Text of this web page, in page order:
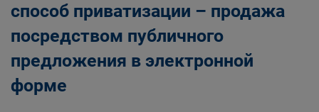
способ приватизации – продажа
посредством публичного
предложения в электронной
форме